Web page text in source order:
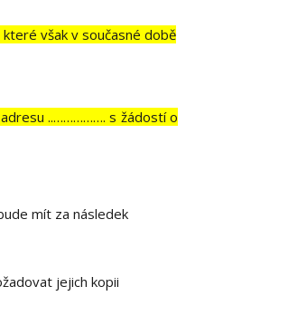
však v současné době
adresu ..……………. s žádostí o
mít za následek
jejich kopii